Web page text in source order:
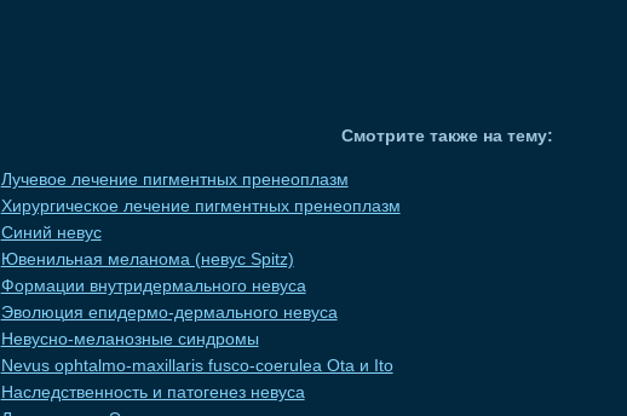
Смотрите также на тему:
Лучевое лечение пигментных пренеоплазм
Хирургическое лечение пигментных пренеоплазм
Синий невус
Ювенильная меланома (невус Spitz)
Формации внутридермального невуса
Эволюция епидермо-дермального невуса
Невусно-меланозные синдромы
Nevus ophtalmo-maxillaris fusco-coerulea Ota и Ito
Наследственность и патогенез невуса